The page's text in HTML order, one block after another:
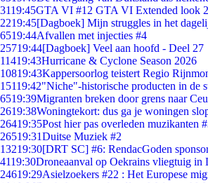
3119:45GTA VI #12 GTA VI Extended look
2219:45[Dagboek] Mijn struggles in het
6519:44Afvallen met injecties #4
25719:44[Dagboek] Veel aan hoofd - Deel 27
11419:43Hurricane & Cyclone Season 2026
10819:43Kappersoorlog teistert Regio
15119:42"Niche"-historische producten in de
6519:39Migranten breken door grens naar
2619:38Woningtekort: dus ga je woningen
26419:35Post hier pas overleden muzikanten
26519:31Duitse Muziek #2
13219:30[DRT SC] #6: RendacGoden
4119:30Droneaanval op Oekrains vliegtuig in
24619:29Asielzoekers #22 : Het Europese